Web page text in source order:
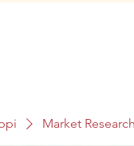
Market